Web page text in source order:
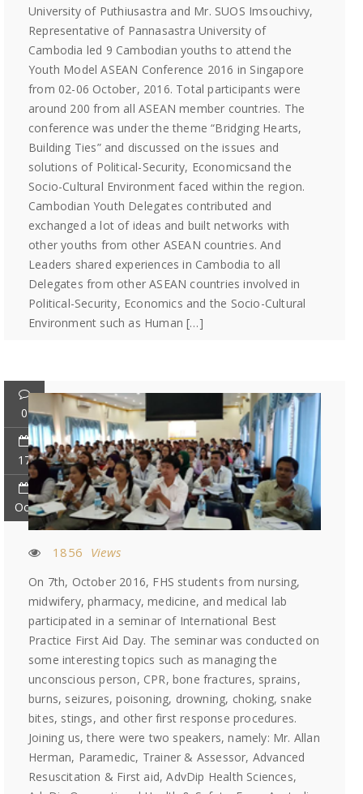
University of Puthiusastra and Mr. SUOS Imsouchivy,
Representative of Pannasastra University of
Cambodia led 9 Cambodian youths to attend the
Youth Model ASEAN Conference 2016 in Singapore
from 02-06 October, 2016. Total participants were
around 200 from all ASEAN member countries. The
conference was under the theme “Bridging Hearts,
Building Ties” and discussed on the issues and
solutions of Political-Security, Economicsand the
Socio-Cultural Environment faced within the region.
Cambodian Youth Delegates contributed and
exchanged a lot of ideas and built networks with
other youths from other ASEAN countries. And
Leaders shared experiences in Cambodia to all
Delegates from other ASEAN countries involved in
Political-Security, Economics and the Socio-Cultural
Environment such as Human […]
0
17
Oct
1856 Views
On 7th, October 2016, FHS students from nursing,
midwifery, pharmacy, medicine, and medical lab
participated in a seminar of International Best
Practice First Aid Day. The seminar was conducted on
some interesting topics such as managing the
unconscious person, CPR, bone fractures, sprains,
burns, seizures, poisoning, drowning, choking, snake
bites, stings, and other first response procedures.
Joining us, there were two speakers, namely: Mr. Allan
Herman, Paramedic, Trainer & Assessor, Advanced
Resuscitation & First aid, AdvDip Health Sciences,